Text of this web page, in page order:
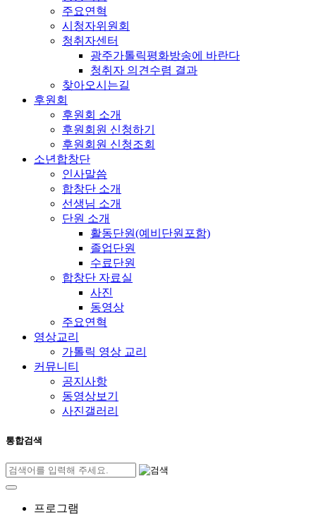
주요연혁
시청자위원회
청취자센터
광주가톨릭평화방송에 바란다
청취자 의견수렴 결과
찾아오시는길
후원회
후원회 소개
후원회원 신청하기
후원회원 신청조회
소년합창단
인사말씀
합창단 소개
선생님 소개
단원 소개
활동단원(예비단원포함)
졸업단원
수료단원
합창단 자료실
사진
동영상
주요연혁
영상교리
가톨릭 영상 교리
커뮤니티
공지사항
동영상보기
사진갤러리
통합검색
프로그램